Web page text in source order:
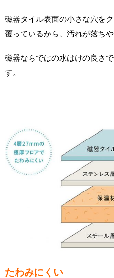
磁器タイル表面の小さな穴を
覆っているから、汚れが落ちや
磁器ならではの水はけの良さ
す。
たわみにくい